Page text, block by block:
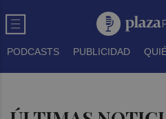
PODCASTS PUBLICIDAD